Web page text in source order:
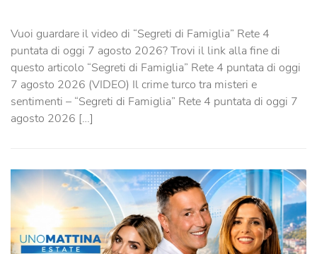
Vuoi guardare il video di “Segreti di Famiglia” Rete 4
puntata di oggi 7 agosto 2026? Trovi il link alla fine di
questo articolo “Segreti di Famiglia” Rete 4 puntata di oggi
7 agosto 2026 (VIDEO) Il crime turco tra misteri e
sentimenti – “Segreti di Famiglia” Rete 4 puntata di oggi 7
agosto 2026 […]